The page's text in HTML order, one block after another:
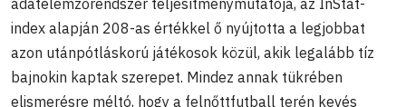
index alapján 208-as értékkel ő nyújtotta a legjobbat
azon utánpótláskorú játékosok közül, akik legalább tíz
bajnokin kaptak szerepet. Mindez annak tükrében
elismerésre méltó, hogy a felnőttfutball terén kevés